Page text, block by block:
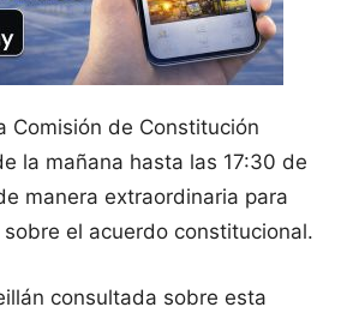
Comisión de Constitución
la mañana hasta las 17:30 de
manera extraordinaria para
el acuerdo constitucional.
consultada sobre esta